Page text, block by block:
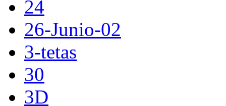
24
26-Junio-02
3-tetas
30
3D